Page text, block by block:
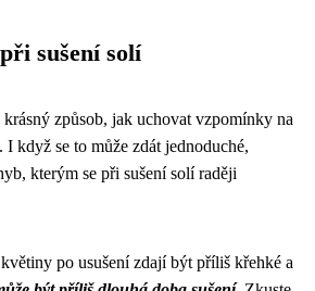
sušení solí
způsob, jak uchovat vzpomínky na
když se to může zdát jednoduché,
kterým se při sušení solí raději
po usušení zdají být příliš křehké a